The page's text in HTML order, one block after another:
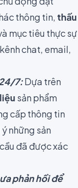
thông tin, thấu
mục tiêu thực sự
chat, email,
7:Dựa trên
sản phẩm
cấp thông tin
những sản
đã được xác
phản hồi để